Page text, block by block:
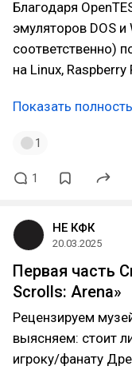
Благодаря
эмуляторов DOS
соответственно)
на Linux,
Показать
1
1
НЕ КФК
20.03.2025
Первая часть
Scrolls: Arena»
Рецензируем
выясняем: стоит
игроку/фанату